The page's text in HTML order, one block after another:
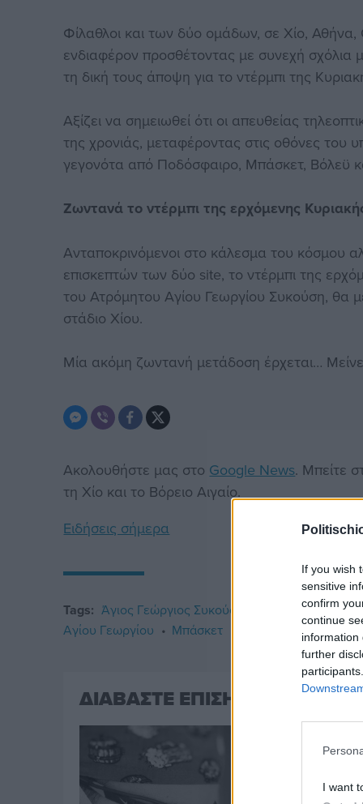
If you wish
sensitive
confirm
continue
information
further
I want
Φίλαθλοι και των δύο ομάδων, σε Χίο, Αθήνα,
ενδιαφέρον προσθέτοντας με συνεχή
τη δική τους άποψη για το ντέρμπι της
Αξίζει να σημειωθεί ότι οι απευθείας
της χρονιάς, μεταφέροντας στις οθόνες του
γεγονότα από Ποδόσφαιρο, Μπάσκετ, Βόλεϋ
Ζωντανά το ντέρμπι της ερχόμενης
Ανταποκρινόμενοι στο κάλεσμα του κόσμου
επισκεπτών των δύο site, το ντέρμπι της
του Ατρόμητου Αγίου Γεωργίου Συκούση, θα
στάδιο Χίου.
Μία ακόμη ζωντανή μετάδοση έρχεται…
Ακολουθήστε μας στο Google News. Μπείτε
τη Χίο και το Βόρειο Αιγαίο.
Ειδήσεις σήμερα
Tags: Άγιος Γεώργιος Συκούσης Δημοτικό
Αγίου Γεωργίου
Μπάσκετ Ποδόσφαιρο
ΔΙΑΒΑΣΤΕ ΕΠΙΣΗΣ